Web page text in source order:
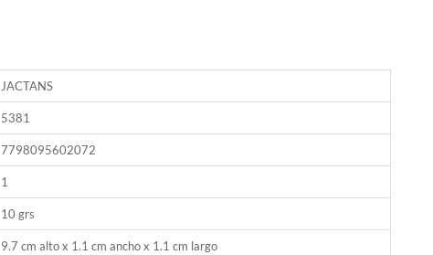
JACTANS
5381
7798095602072
1
10 grs
9.7 cm alto x 1.1 cm ancho x 1.1 cm largo